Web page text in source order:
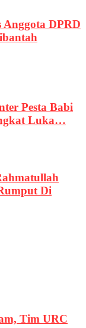
Anggota DPRD
Pesta Babi
Luka…
Di
Tim URC